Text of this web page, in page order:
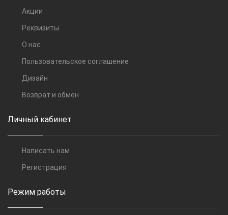
Акции
Реквизиты
О нас
Пользовательское соглашение
Дизайн
Возврат и обмен
Личный кабинет
Написать нам
Регистрация
Режим работы